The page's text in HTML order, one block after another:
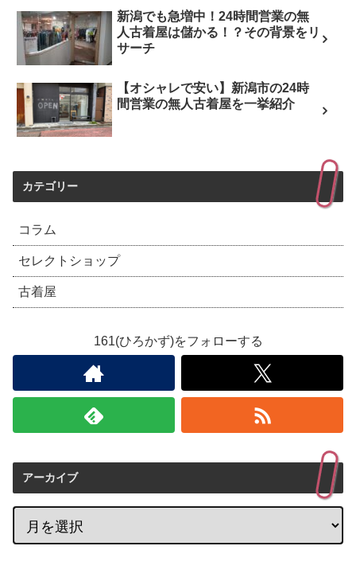
新潟でも急増中！24時間営業の無
人古着屋は儲かる！？その背景をリ
サーチ
【オシャレで安い】新潟市の24時
間営業の無人古着屋を一挙紹介
カテゴリー
コラム
セレクトショップ
古着屋
161(ひろかず)をフォローする
アーカイブ